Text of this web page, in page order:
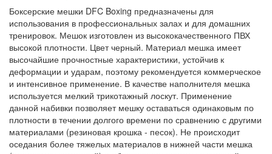
Боксерские мешки DFC Boxing предназначены для
использования в профессиональных залах и для домашних
тренировок. Мешок изготовлен из высококачественного ПВХ
высокой плотности. Цвет черный. Материал мешка имеет
высочайшие прочностные характеристики, устойчив к
деформации и ударам, поэтому рекомендуется коммерческое
и интенсивное применение. В качестве наполнителя мешка
используется мелкий трикотажный лоскут. Применение
данной набивки позволяет мешку оставаться одинаковым по
плотности в течении долгого времени по сравнению с другими
материалами (резиновая крошка - песок). Не происходит
оседания более тяжелых материалов в нижней части мешка